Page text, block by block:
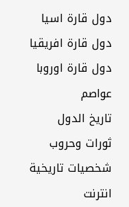
دول قارة اسيا
دول قارة افريقيا
دول قارة اوروبا
عواصم
تاريخ الدول
ثورات وحروب
شخصيات تاريخية
انترنت